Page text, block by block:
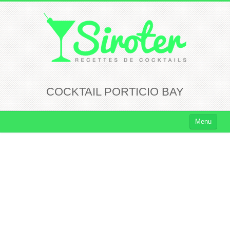
COCKTAIL PORTICIO BAY
Menu